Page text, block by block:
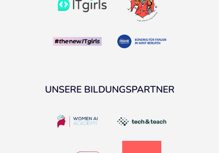
UNSERE BILDUNGSPARTNER